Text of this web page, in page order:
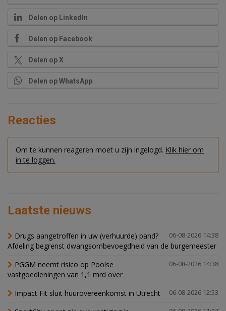
Delen op LinkedIn
Delen op Facebook
Delen op X
Delen op WhatsApp
Reacties
Om te kunnen reageren moet u zijn ingelogd. Klik hier om
in te loggen.
Laatste nieuws
06-08-2026 14:38
Drugs aangetroffen in uw (verhuurde) pand?
Afdeling begrenst dwangsombevoegdheid van de burgemeester
06-08-2026 14:38
PGGM neemt risico op Poolse
vastgoedleningen van 1,1 mrd over
06-08-2026 12:53
Impact Fit sluit huurovereenkomst in Utrecht